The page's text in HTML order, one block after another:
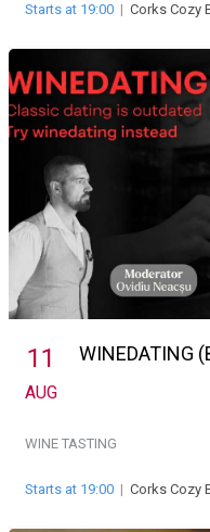
Starts at 19:00 | Corks Cozy
11
AUG
WINEDATING
WINE TASTING
Starts at 19:00 | Corks Cozy